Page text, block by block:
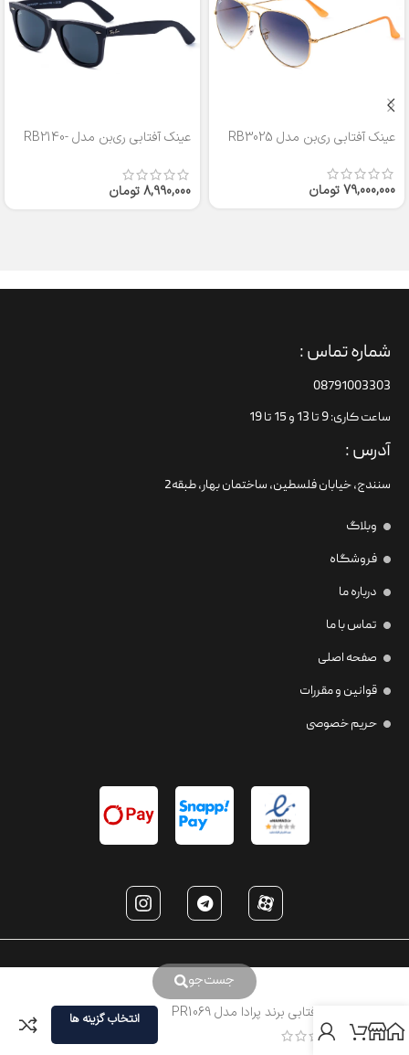
عینک آفتابی ری‌بن مدل RB3025
79,000,000تومان
عینک آفتابی ری‌بن مدل RB2140-
8,990,000تومان
جست‌جو
شماره تماس :
08791003303
ساعت کاری: 9 تا 13 و 15 تا 19
آدرس :
سنندج، خیابان فلسطین،‌ ساختمان بهار، طبقه2
وبلاگ
فروشگاه
درباره ما
تماس با ما
صفحه اصلی
قوانین و مقررات
حریم خصوصی
عینک افتابی برند پرادا مدل PR1069 انتخاب گزینه ها